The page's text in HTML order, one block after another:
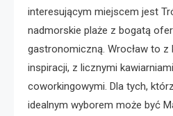
interesującym miejscem jest
nadmorskie plaże z bogatą
gastronomiczną. Wrocław to z
inspiracji, z licznymi
coworkingowymi. Dla tych,
idealnym wyborem może być